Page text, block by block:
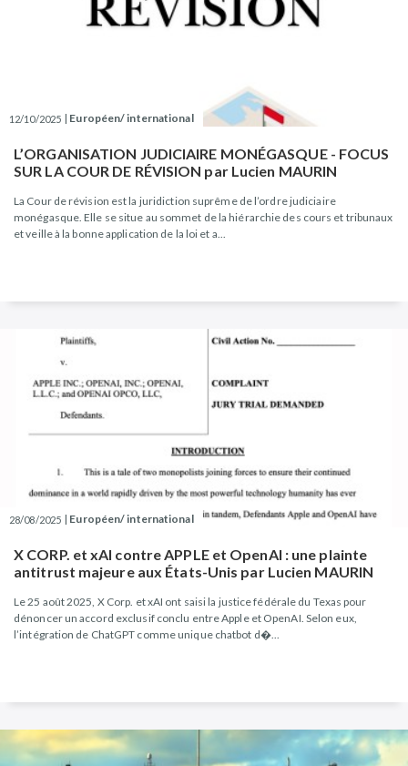
12/10/2025 | Européen/ international
L’ORGANISATION JUDICIAIRE MONÉGASQUE - FOCUS
SUR LA COUR DE RÉVISION par Lucien MAURIN
La Cour de révision est la juridiction suprême de l’ordre judiciaire
monégasque. Elle se situe au sommet de la hiérarchie des cours et tribunaux
et veille à la bonne application de la loi et a...
28/08/2025 | Européen/ international
X CORP. et xAI contre APPLE et OpenAI : une plainte
antitrust majeure aux États-Unis par Lucien MAURIN
Le 25 août 2025, X Corp. et xAI ont saisi la justice fédérale du Texas pour
dénoncer un accord exclusif conclu entre Apple et OpenAI. Selon eux,
l’intégration de ChatGPT comme unique chatbot d�...